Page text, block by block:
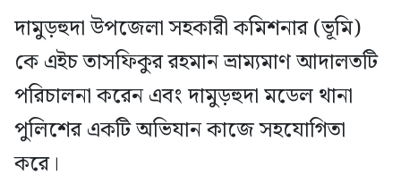
দামুড়হুদা উপজেলা সহকারী কমিশনার (ভূমি)
কে এইচ তাসফিকুর রহমান ভ্রাম্যমাণ আদালতটি
পরিচালনা করেন এবং দামুড়হুদা মডেল থানা
পুলিশের একটি অভিযান কাজে সহযোগিতা
করে।